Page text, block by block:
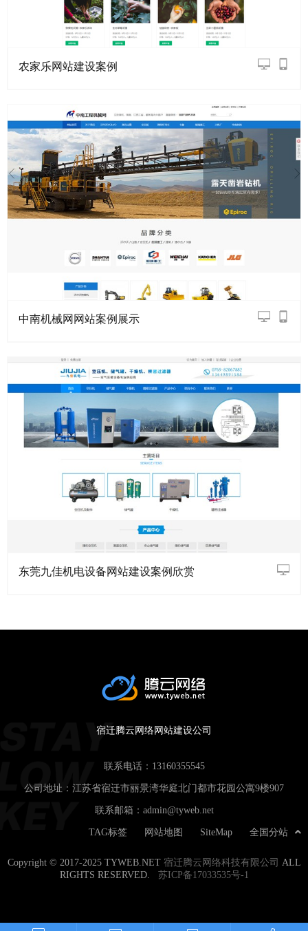
农家乐网站建设案例
中南机械网网站案例展示
东莞九佳机电设备网站建设案例欣赏
宿迁腾云网络网站建设公司
联系电话： 13160355545
公司地址：江苏省宿迁市丽景湾华庭北门都市花园公寓9楼907
联系邮箱： admin@tyweb.net
全国分站
SiteMap
网站地图
TAG标签
Copyright © 2017-2025 TYWEB.NET 宿迁腾云网络科技有限公司
ALL
RIGHTS RESERVED. 苏ICP备17033535号-1